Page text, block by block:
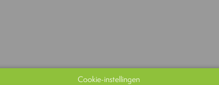
Cookie-instellingen